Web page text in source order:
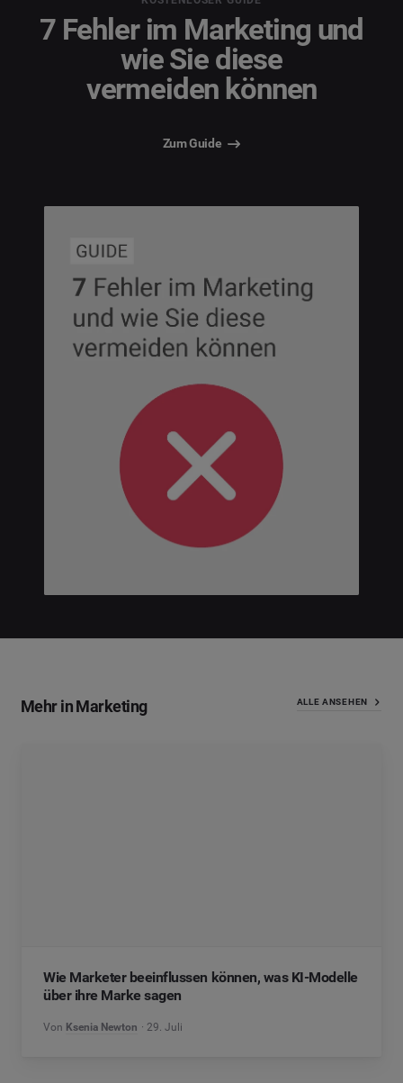
7 Fehler im Marketing und
wie Sie diese
vermeiden können
Zum Guide
Mehr in Marketing ALLE ANSEHEN
Wie Marketer beeinflussen können, was KI-Modelle
über ihre Marke sagen
Von Ksenia Newton 29. Juli